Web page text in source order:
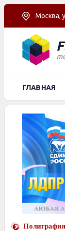
Москва,
ГЛАВНАЯ
Полиграфия